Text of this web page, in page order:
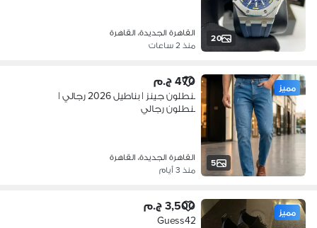
20
القاهرة الجديدة، القاهرة
منذ 2 ساعات
5
مميز 470 ج.م
بنطلون جينز | بناطيل 2026 رجالي |
بنطلون رجالي
القاهرة الجديدة، القاهرة
منذ 3 أيام
مميز 3,500 ج.م
Guess42